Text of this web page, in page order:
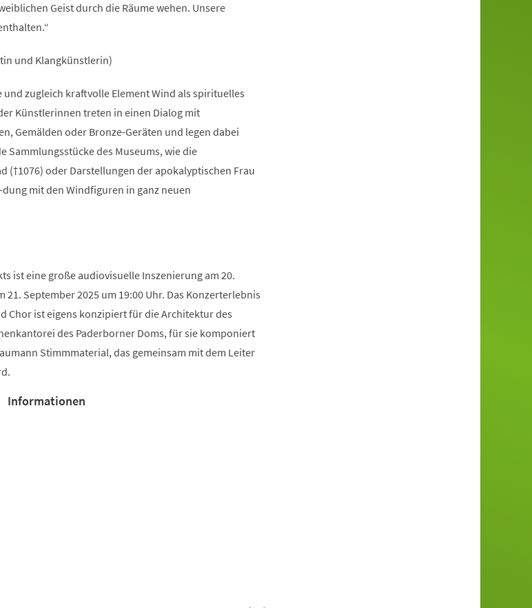
Geist durch die Räume wehen. Unsere
und Klangkünstlerin)
zugleich kraftvolle Element Wind als spirituelles
Künstlerinnen treten in einen Dialog mit
Gemälden oder Bronze-Geräten und legen dabei
des Museums, wie die
(†1076) oder Darstellungen der apokalyptischen Frau
mit den Windfiguren in ganz neuen
ist eine große audiovisuelle Inszenierung am 20.
21. September 2025 um 19:00 Uhr. Das Konzerterlebnis
Chor ist eigens konzipiert für die Architektur des
des Paderborner Doms, für sie komponiert
Stimmmaterial, das gemeinsam mit dem Leiter
Informationen